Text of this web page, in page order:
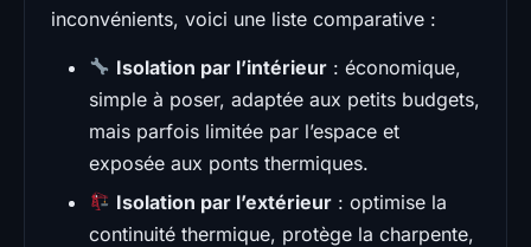
inconvénients, voici une liste comparative :
Isolation par l’intérieur : économique,
simple à poser, adaptée aux petits budgets,
mais parfois limitée par l’espace et
exposée aux ponts thermiques.
Isolation par l’extérieur : optimise la
continuité thermique, protège la charpente,